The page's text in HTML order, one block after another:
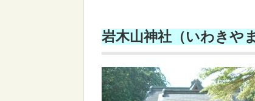
岩木山神社（いわきや